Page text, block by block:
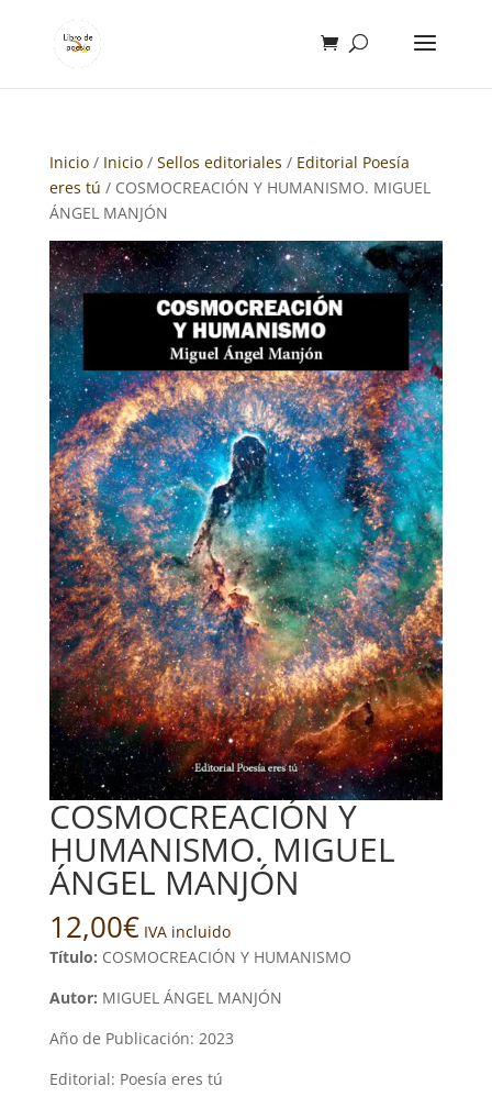
Inicio/ Inicio/ Sellos editoriales / Editorial Poesía
eres tú / COSMOCREACIÓN Y HUMANISMO. MIGUEL
ÁNGEL MANJÓN
COSMOCREACIÓN Y
HUMANISMO. MIGUEL
ÁNGEL MANJÓN
12,00€ IVA incluido
Título: COSMOCREACIÓN Y HUMANISMO
Autor: MIGUEL ÁNGEL MANJÓN
Año de Publicación: 2023
Editorial: Poesía eres tú